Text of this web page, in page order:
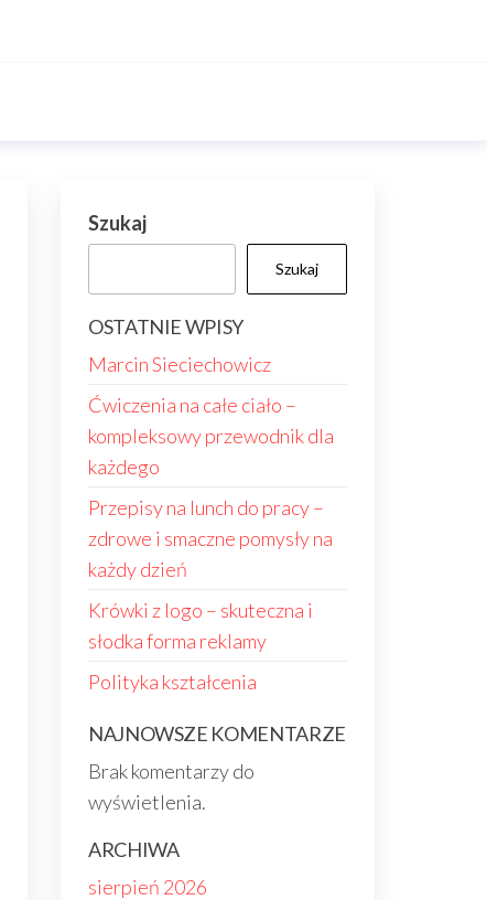
Szukaj
Szukaj
OSTATNIE WPISY
Marcin Sieciechowicz
Ćwiczenia na całe ciało –
kompleksowy przewodnik dla
każdego
Przepisy na lunch do pracy –
zdrowe i smaczne pomysły na
każdy dzień
Krówki z logo – skuteczna i
słodka forma reklamy
Polityka kształcenia
NAJNOWSZE KOMENTARZE
Brak komentarzy do
wyświetlenia.
ARCHIWA
sierpień 2026